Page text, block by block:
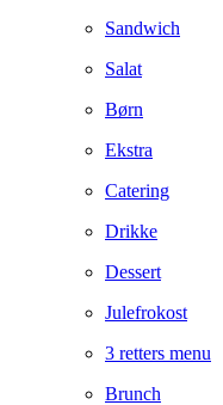
Sandwich
Salat
Børn
Ekstra
Catering
Drikke
Dessert
Julefrokost
3 retters menu
Brunch